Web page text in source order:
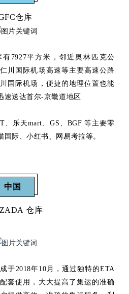
仓库
7927平方米，邻近奥林匹克公
川国际机场高速等主要高速公路
国际机场，便捷的地理位置也能
速送达首尔-京畿道地区
、乐天mart 、GS BGF等主要零
际、小红书、网易考拉等。
中国
仓库
于2018年10月，通过独特的ETA
套使用，大大提高了集运的准确